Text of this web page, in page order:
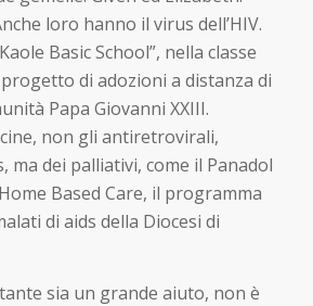
loro hanno il virus dell’HIV.
Basic School”, nella classe
di adozioni a distanza di
Papa Giovanni XXIII.
non gli antiretrovirali,
ma dei palliativi, come il Panadol
Based Care, il programma
di aids della Diocesi di
sia un grande aiuto, non è